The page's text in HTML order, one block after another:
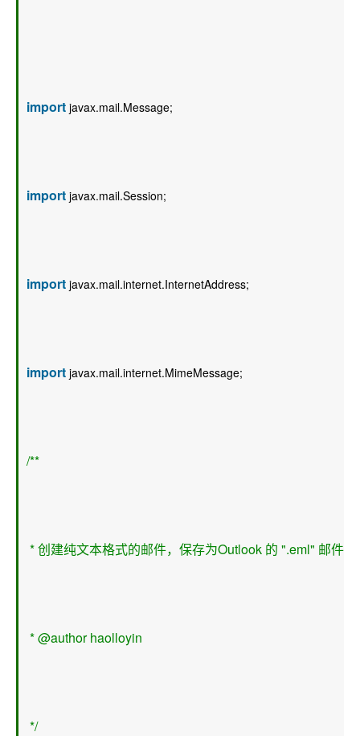
import javax.mail.Message;
import javax.mail.Session;
import javax.mail.internet.InternetAddress;
import javax.mail.internet.MimeMessage;
/**
* 创建纯文本格式的邮件，保存为Outlook 的 ".eml" 邮件
* @author haolloyin
*/